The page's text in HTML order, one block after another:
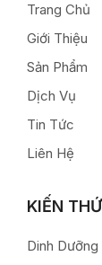
Trang Chủ
Giới Thiệu
Sản Phẩm
Dịch Vụ
Tin Tức
Liên Hệ
KIẾN
Dinh